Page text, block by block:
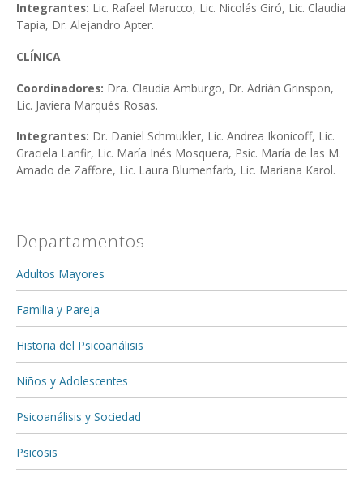
Integrantes: Lic. Rafael Marucco, Lic. Nicolás Giró, Lic. Claudia
Tapia, Dr. Alejandro Apter.
CLÍNICA
Coordinadores: Dra. Claudia Amburgo, Dr. Adrián Grinspon,
Lic. Javiera Marqués Rosas.
Integrantes: Dr. Daniel Schmukler, Lic. Andrea Ikonicoff, Lic.
Graciela Lanfir, Lic. María Inés Mosquera, Psic. María de las M.
Amado de Zaffore, Lic. Laura Blumenfarb, Lic. Mariana Karol.
Departamentos
Adultos Mayores
Familia y Pareja
Historia del Psicoanálisis
Niños y Adolescentes
Psicoanálisis y Sociedad
Psicosis